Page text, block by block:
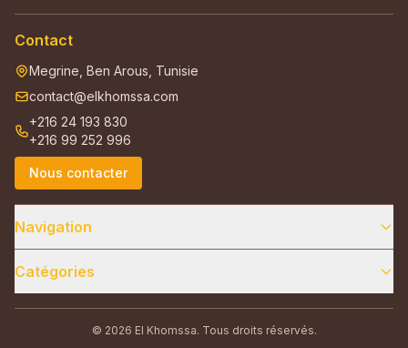
Contact
Megrine, Ben Arous, Tunisie
contact@elkhomssa.com
+216 24 193 830
+216 99 252 996
Nous contacter
Navigation
Catégories
© 2026 El Khomssa. Tous droits réservés.